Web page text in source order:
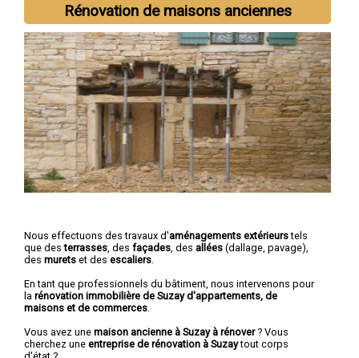
Rénovation de maisons anciennes
Nous effectuons des travaux d'aménagements extérieurstels
que desterrasses , des façades , des allées (dallage, pavage),
des murets et des escaliers
En tant que professionnels du bâtiment, nous intervenons pour
la rénovation immobilière de Suzay d'appartements, de
maisons et de commerces
Vous avez une maison ancienne à Suzay à rénover? Vous
cherchez une entreprise de rénovation à Suzaytout corps